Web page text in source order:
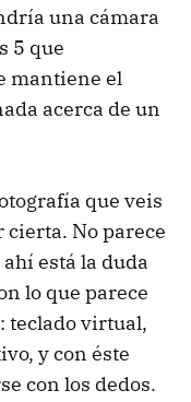
una cámara
5 que
mantiene el
acerca de un
que veis
No parece
está la duda
lo que parece
teclado virtual,
y con éste
con los dedos.